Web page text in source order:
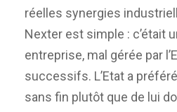
réelles synergies
Nexter est simple : c’était
entreprise, mal gérée par
successifs. L’Etat a
sans fin plutôt que de lui